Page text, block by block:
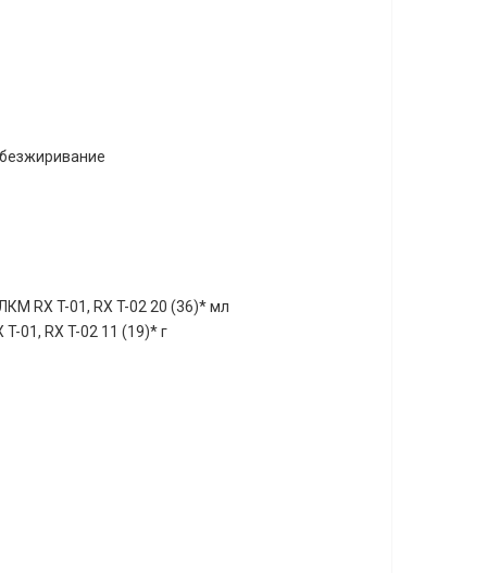
RX T-01, RX T-02 20 (36)* мл
01, RX T-02 11 (19)* г